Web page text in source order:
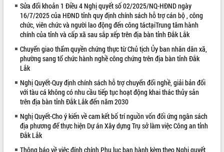
VIDEO
Loading the player...
Khám bệnh, cấp phát thuốc miễn phí
và tặng quà người dân xã Cư Pui
Hội nghị UBND tỉnh Đắk Lắk thường kỳ
Lễ truy tặng danh hiệu “Bà Mẹ Việt
Nam Anh hùng” và trao Huân chương
UBND tỉnh Đắk Lắk triển khai nhiệm
vụ 6 tháng cuối năm 2026
ALBUM ẢNH
Sửa đổi khoản 1 Điều 4 Nghị quyết số 02/2025/NQ-HĐND ngày
16/7/2025 của HĐND tỉnh quy định chính sách hỗ trợ cán bộ , công
chức, viên chức và người lao động đến công táctạiTrung tâm hành
chính của tỉnh và cấp xã sau sắp xếp trên địa bàn tỉnh Đắk Lắk
Chuyển giao thẩm quyền chứng thực từ Chủ tịch Ủy ban nhân dân xã,
phường sang tổ chức hành nghề công chứng trên địa bàn tỉnh Đắk
Lắk
Nghị Quyết-Quy định chính sách hỗ trợ chuyển đổi nghề, giải bản đối
với tàu cá không có nhu cầu tiếp tục hoạt động khai thác thủy sản
trên địa bàn tỉnh Đắk Lắk đến năm 2030
Nghị Quyết-Cho ý kiến về cam kết bố trí nguồn vốn đối ứng ngân sách
địa phương để thực hiện Dự án Xây dựng Trụ sở làm việc Công an tỉnh
Đắk Lắk
Thông báo về việc đính chính Phụ lục ban hành kèm theo Nghị quyết